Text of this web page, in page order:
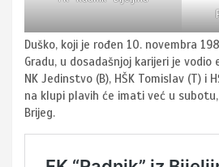
Duško, koji je rođen 10. novembra
Gradu, u dosadašnjoj karijeri je vodio
NK Jedinstvo (B), HŠK Tomislav (T) i
na klupi plavih će imati već u
Brijeg.